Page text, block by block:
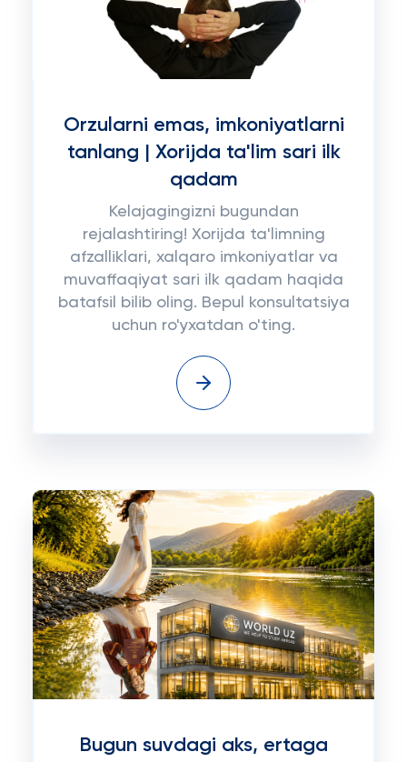
Orzularni emas, imkoniyatlarni
tanlang | Xorijda ta'lim sari ilk
qadam
Kelajagingizni bugundan
rejalashtiring! Xorijda ta'limning
afzalliklari, xalqaro imkoniyatlar va
muvaffaqiyat sari ilk qadam haqida
batafsil bilib oling. Bepul konsultatsiya
uchun ro'yxatdan o'ting.
Bugun suvdagi aks, ertaga